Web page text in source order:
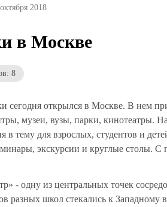
2018
в Москве
8
сегодня открылся в Москве. В нем
музеи, вузы, парки, кинотеатры.
тему для взрослых, студентов и
экскурсии и круглые столы.
- одну из центральных точек
разных школ стекались к Западному